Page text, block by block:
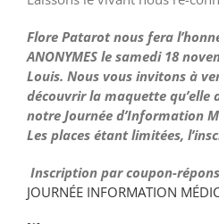
Flore Patarot nous fera
ANONYMES le samedi 18
Louis. Nous vous invitons à
découvrir la maquette qu’elle
notre Journée d’Information
Les places étant limitées,
Inscription par coupon-
JOURNÉE INFORMATION